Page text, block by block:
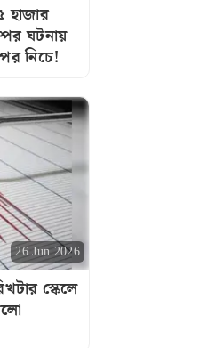
ঘটনায়
নিচে!
26 Jun 2026
স্কেলে